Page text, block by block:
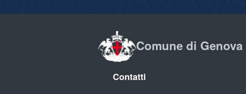
Comune di Genova
Contatti